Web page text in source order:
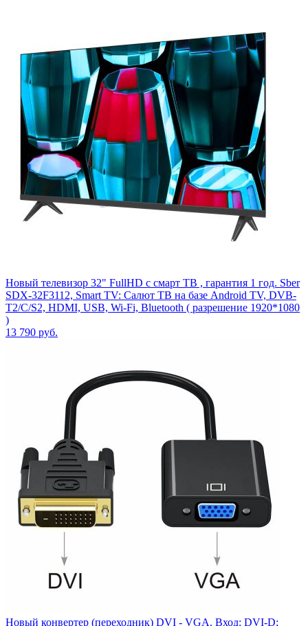
Новый телевизор 32" FullHD с смарт ТВ , гарантия 1 год. Sber
SDX-32F3112, Smart TV: Салют ТВ на базе Android TV, DVB-
T2/C/S2, HDMI, USB, Wi-Fi, Bluetooth ( разрешение 1920*1080
)
13 790 руб.
Новый конвертер (переходник) DVI - VGA. Вход: DVI-D;